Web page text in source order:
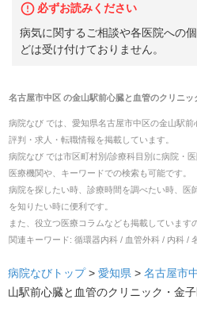
必ずお読みください
病気に関するご相談や各医院への
どは受け付けておりません。
名古屋市中区の金山駅前心臓と血管のクリニッ
病院なび では、 愛知県名古屋市中区の金山駅前
評判・求人・転職情報を掲載しています。
病院なび では市区町村別/診療科目別に病院・
医療機関や、キーワードでの検索も可能です。
病院を探したい時、診療時間を調べたい時、医
を知りたい時に便利です。
また、役立つ医療コラムなども掲載しています
関連キーワード: 循環器内科 / 血管外科 / 内科 /
病院なびトップ > 愛知県 > 名古屋市
山駅前心臓と血管のクリニック・金